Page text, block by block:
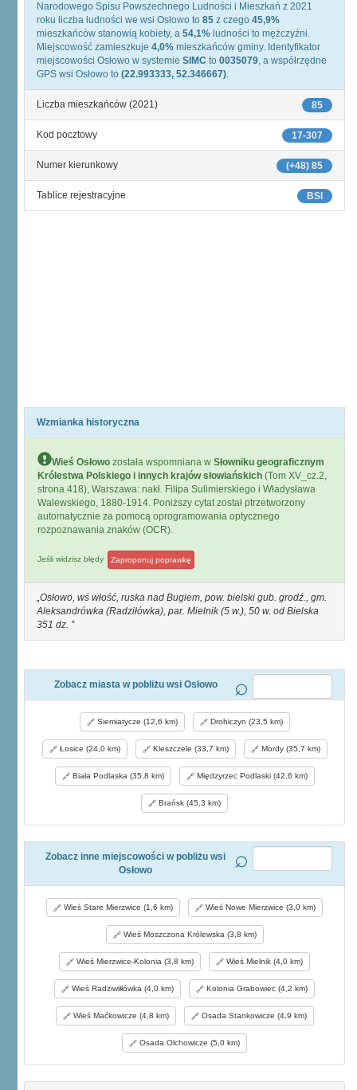
Narodowego Spisu Powszechnego Ludności i Mieszkań z 2021
roku liczba ludności we wsi Osłowo to 85 z czego 45,9%
mieszkańców stanowią kobiety, a 54,1% ludności to mężczyźni.
Miejscowość zamieszkuje 4,0% mieszkańców gminy. Identyfikator
miejscowości Osłowo w systemie SIMC to 0035079, a współrzędne
GPS wsi Osłowo to (22.993333, 52.346667).
85
Liczba mieszkańców (2021)
17-307
Kod pocztowy
(+48) 85
Numer kierunkowy
BSI
Tablice rejestracyjne
Wzmianka historyczna
Wieś Osłowo została wspomniana w Słowniku geograficznym
Królestwa Polskiego i innych krajów słowiańskich (Tom XV_cz.2,
strona 418), Warszawa: nakł. Filipa Sulimierskiego i Władysława
Walewskiego, 1880-1914. Poniższy cytat został ptrzetworzony
automatycznie za pomocą oprogramowania optycznego
rozpoznawania znaków (OCR).
Jeśli widzisz błędy Zaproponuj poprawkę
Osłowo, wś włość, ruska nad Bugiem, pow. bielski gub. grodź., gm.
Aleksandrówka (Radziłówka), par. Mielnik (5 w.), 50 w. od Bielska
351 dz.
Zobacz miasta w pobliżu wsi Osłowo
Siemiatycze (12,6 km) Drohiczyn (23,5 km)
Łosice (24,0 km) Kleszczele (33,7 km) Mordy (35,7 km)
Biała Podlaska (35,8 km) Międzyrzec Podlaski (42,6 km)
Brańsk (45,3 km)
Zobacz inne miejscowości w pobliżu wsi
Osłowo
Wieś Stare Mierzwice (1,6 km) Wieś Nowe Mierzwice (3,0 km)
Wieś Moszczona Królewska (3,8 km)
Wieś Mierzwice-Kolonia (3,8 km) Wieś Mielnik (4,0 km)
Wieś Radziwiłłówka (4,0 km) Kolonia Grabowiec (4,2 km)
Wieś Maćkowicze (4,8 km) Osada Stankowicze (4,9 km)
Osada Olchowicze (5,0 km)